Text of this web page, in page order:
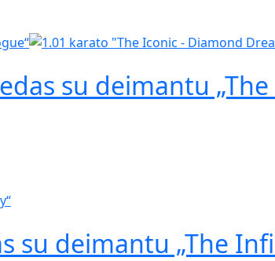
su deimantu „The
su deimantu „The